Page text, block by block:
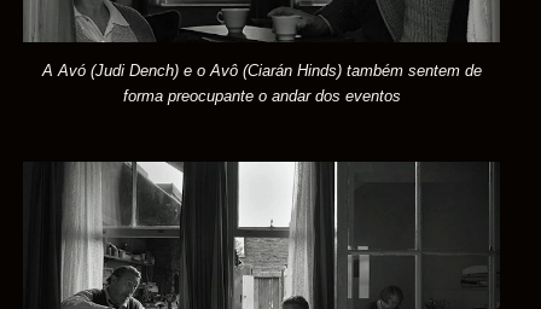
A Avó (Judi Dench) e o Avô (Ciarán Hinds) também sentem de
forma preocupante o andar dos eventos